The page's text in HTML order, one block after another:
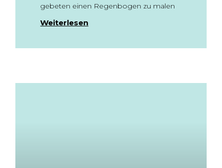
gebeten einen Regenbogen zu malen
Weiterlesen